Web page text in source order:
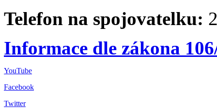
Telefon na spojovatelku:
Informace dle zákona
YouTube
Facebook
Twitter